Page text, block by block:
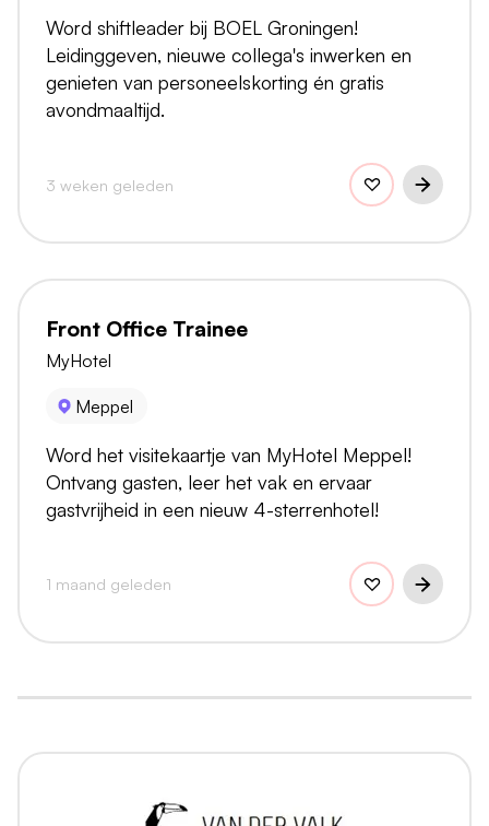
Word shiftleader bij BOEL Groningen!
Leidinggeven, nieuwe collega's inwerken en
genieten van personeelskorting én gratis
avondmaaltijd.
3 weken geleden
Front Office Trainee
MyHotel
Meppel
Word het visitekaartje van MyHotel Meppel!
Ontvang gasten, leer het vak en ervaar
gastvrijheid in een nieuw 4-sterrenhotel!
1 maand geleden